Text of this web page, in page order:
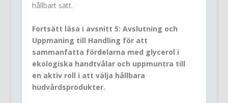
hållbart sätt.
Fortsätt läsa i avsnitt 5: Avslutning och
Uppmaning till Handling för att
sammanfatta fördelarna med glycerol i
ekologiska handtvålar och uppmuntra till
en aktiv roll i att välja hållbara
hudvårdsprodukter.